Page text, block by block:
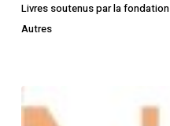
Livres soutenus par la fondation
Autres